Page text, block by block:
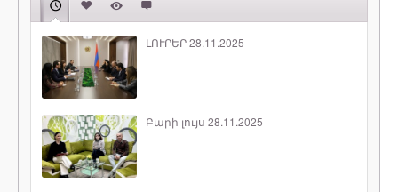
ԼՈՒՐԵՐ 28.11.2025
Բարի լույս 28.11.2025